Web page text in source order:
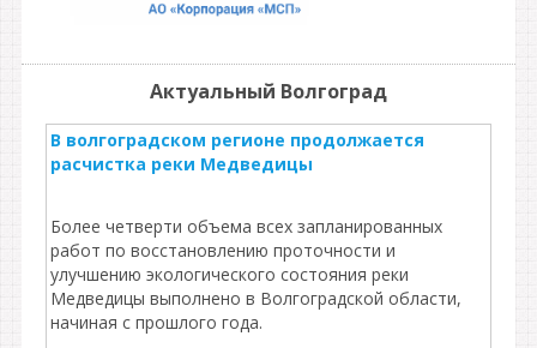
Актуальный Волгоград
В волгоградском регионе продолжается
расчистка реки Медведицы
Более четверти объема всех запланированных
работ по восстановлению проточности и
улучшению экологического состояния реки
Медведицы выполнено в Волгоградской области,
начиная с прошлого года.